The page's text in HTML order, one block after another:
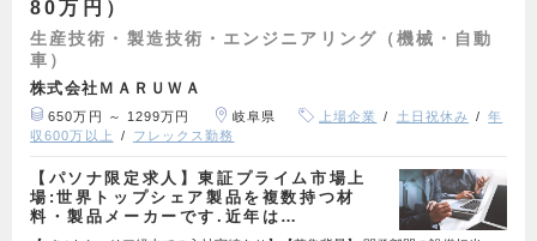
80万円）
生産技術・製造技術・エンジニアリング（機械・自動
車）
株式会社ＭＡＲＵＷＡ
650万円 ～ 1299万円 岐阜県 上場企業 土日祝休み
年
収600万以上
フレックス勤務
【パソナ限定求人】東証プライム市場上
場:世界トップシェア製品を複数持つ材
料・製品メーカーです.近年は…